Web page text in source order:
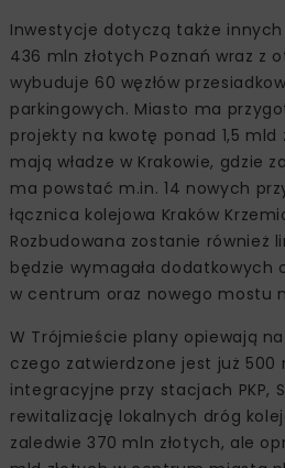
Inwestycje dotyczą także
436 mln złotych Poznań wraz z
wybuduje 60 węzłów
parkingowych. Miasto ma
projekty na kwotę ponad 1,5 mld
mają władze w Krakowie, gdzie
ma powstać m.in. 14 nowych
łącznica kolejowa Kraków
Rozbudowana zostanie również
będzie wymagała dodatkowych
w centrum oraz nowego mostu
W Trójmieście plany opiewają
czego zatwierdzone jest już 500
integracyjne przy stacjach PKP,
rewitalizację lokalnych dróg
zaledwie 370 mln złotych, ale